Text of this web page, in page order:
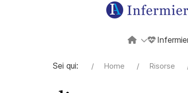
Sei qui: Home Risorse